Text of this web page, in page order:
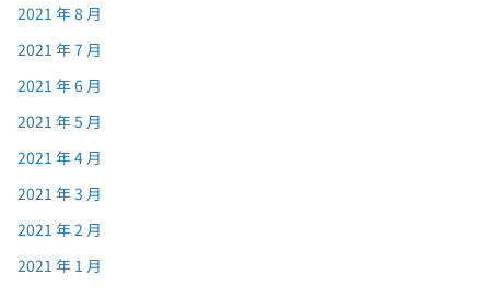
2021 年 8 月
2021 年 7 月
2021 年 6 月
2021 年 5 月
2021 年 4 月
2021 年 3 月
2021 年 2 月
2021 年 1 月